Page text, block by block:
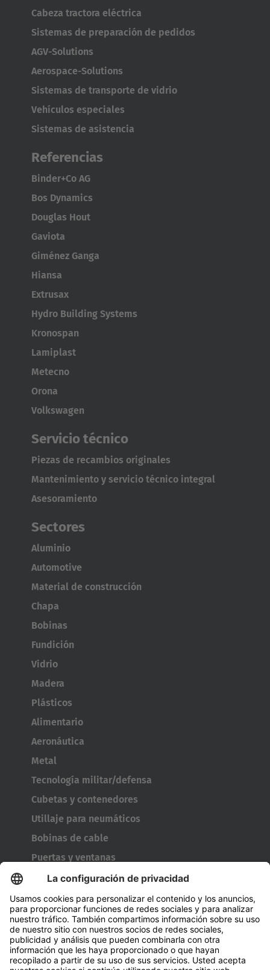
AMERICA
Brasil
Português
United States
English
ASIA/PACIFIC
Australia
English
Japan
Japanese
Türkiye
Türkçe
Cabeza tractora eléctrica
Sistemas de preparación de pedidos
AGV-Solutions
Aerospace-Solutions
Sistemas de transporte de vidrio
Vehículos especiales
Sistemas de asistencia
Referencias
Binder+Co AG
Bos Dynamics
Douglas Hout
Gaviota
Giménez Ganga
Hiansa
Extrusax
Hydro Building Systems
Kronospan
Lamiplast
Metecno
Orona
Volkswagen
Servicio técnico
Piezas de recambios originales
Mantenimiento y servicio técnico integral
Asesoramiento
Sectores
Aluminio
Automotive
Material de construcción
Chapa
Bobinas
Fundición
Vidrio
Madera
Plásticos
Alimentario
Aeronáutica
Metal
Tecnología militar/defensa
Cubetas y contenedores
Utillaje para neumáticos
Bobinas de cable
Puertas y ventanas
Empresa
A cerca de Hubtex
Acerca de HUBTEX Solutions Spain
Sostenibilidad
Sucursales